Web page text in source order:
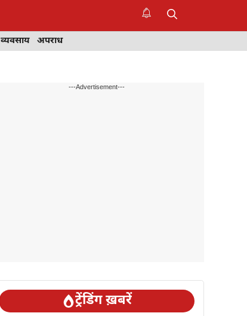
व्यवसाय अपराध
---Advertisement---
ट्रेंडिंग ख़बरें